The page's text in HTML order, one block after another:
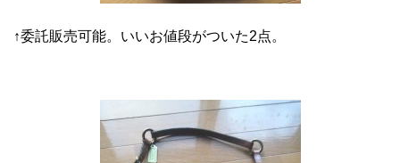
↑委託販売可能。いいお値段がついた2点。